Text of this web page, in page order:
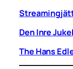
Den Inre
The Hans